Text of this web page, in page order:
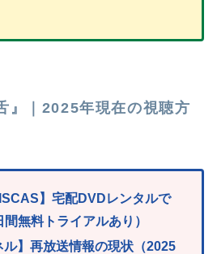
』｜2025年現在の視聴方
】宅配DVDレンタルで
無料トライアルあり）
ル】再放送情報の現状（2025